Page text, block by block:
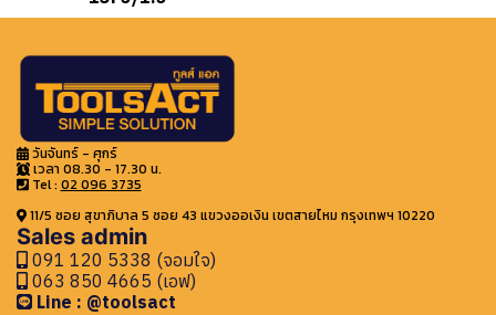
วันจันทร์ - ศุกร์
เวลา 08.30 - 17.30 น.
Tel : 02 096 3735
11/5 ซอย สุขาภิบาล 5 ซอย 43 แขวงออเงิน เขตสายไหม กรุงเทพฯ 10220
Sales admin
091 120 5338 (จอมใจ)
063 850 4665 (เอฟ)
Line : @toolsact